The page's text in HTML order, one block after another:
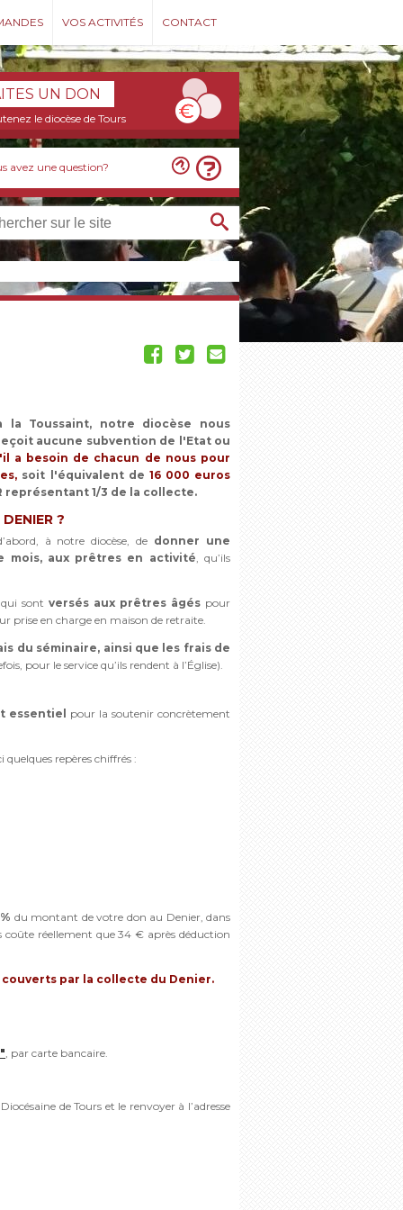
VOS ACTIVITÉS CONTACT
UN DON
le diocèse de Tours
avez une question?
la Toussaint, notre diocèse nous
aucune subvention de l'Etat ou
a besoin de chacun de nous pour
soit l'équivalent de 16 000 euros
représentant 1/3 de la collecte.
?
à notre diocèse, de donner une
mois, aux prêtres en activité, qu’ils
sont versés aux prêtres âgés pour
prise en charge en maison de retraite.
du séminaire, ainsi que les frais de
pour le service qu’ils rendent à l’Église).
essentiel pour la soutenir concrètement
repères chiffrés :
du montant de votre don au Denier, dans
réellement que 34 € après déduction
couverts par la collecte du Denier.
, par carte bancaire.
de Tours et le renvoyer à l’adresse